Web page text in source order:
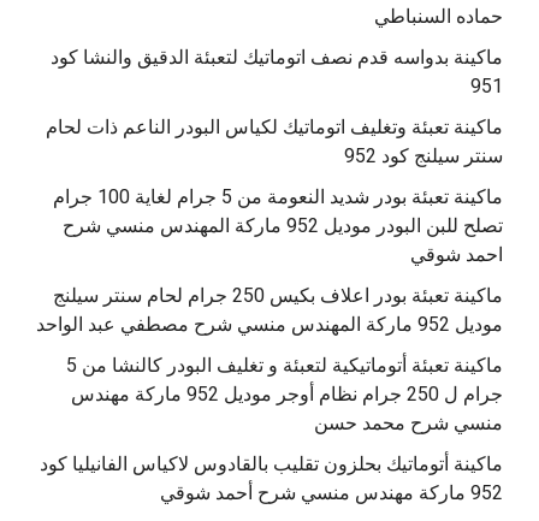
حماده السنباطي
ماكينة بدواسه قدم نصف اتوماتيك لتعبئة الدقيق والنشا كود
951
ماكينة تعبئة وتغليف اتوماتيك لكياس البودر الناعم ذات لحام
سنتر سيلنج كود 952
ماكينة تعبئة بودر شديد النعومة من 5 جرام لغاية 100 جرام
تصلح للبن البودر موديل 952 ماركة المهندس منسي شرح
احمد شوقي
ماكينة تعبئة بودر اعلاف بكيس 250 جرام لحام سنتر سيلنج
موديل 952 ماركة المهندس منسي شرح مصطفي عبد الواحد
ماكينة تعبئة أتوماتيكية لتعبئة و تغليف البودر كالنشا من 5
جرام ل 250 جرام نظام أوجر موديل 952 ماركة مهندس
منسي شرح محمد حسن
‫ماكينة أتوماتيك بحلزون تقليب بالقادوس لاكياس الفانيليا كود